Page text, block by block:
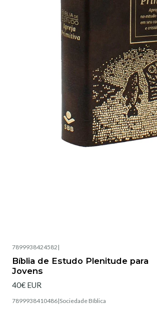
7899938424582 |
Bíblia de Estudo Plenitude para
Jovens
40€ EUR
7899938410486|Sociedade Bíblica